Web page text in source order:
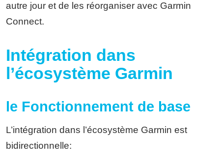
autre jour et de les réorganiser avec Garmin
Connect.
Intégration dans
l’écosystème Garmin
le Fonctionnement de base
L’intégration dans l’écosystème Garmin est
bidirectionnelle: